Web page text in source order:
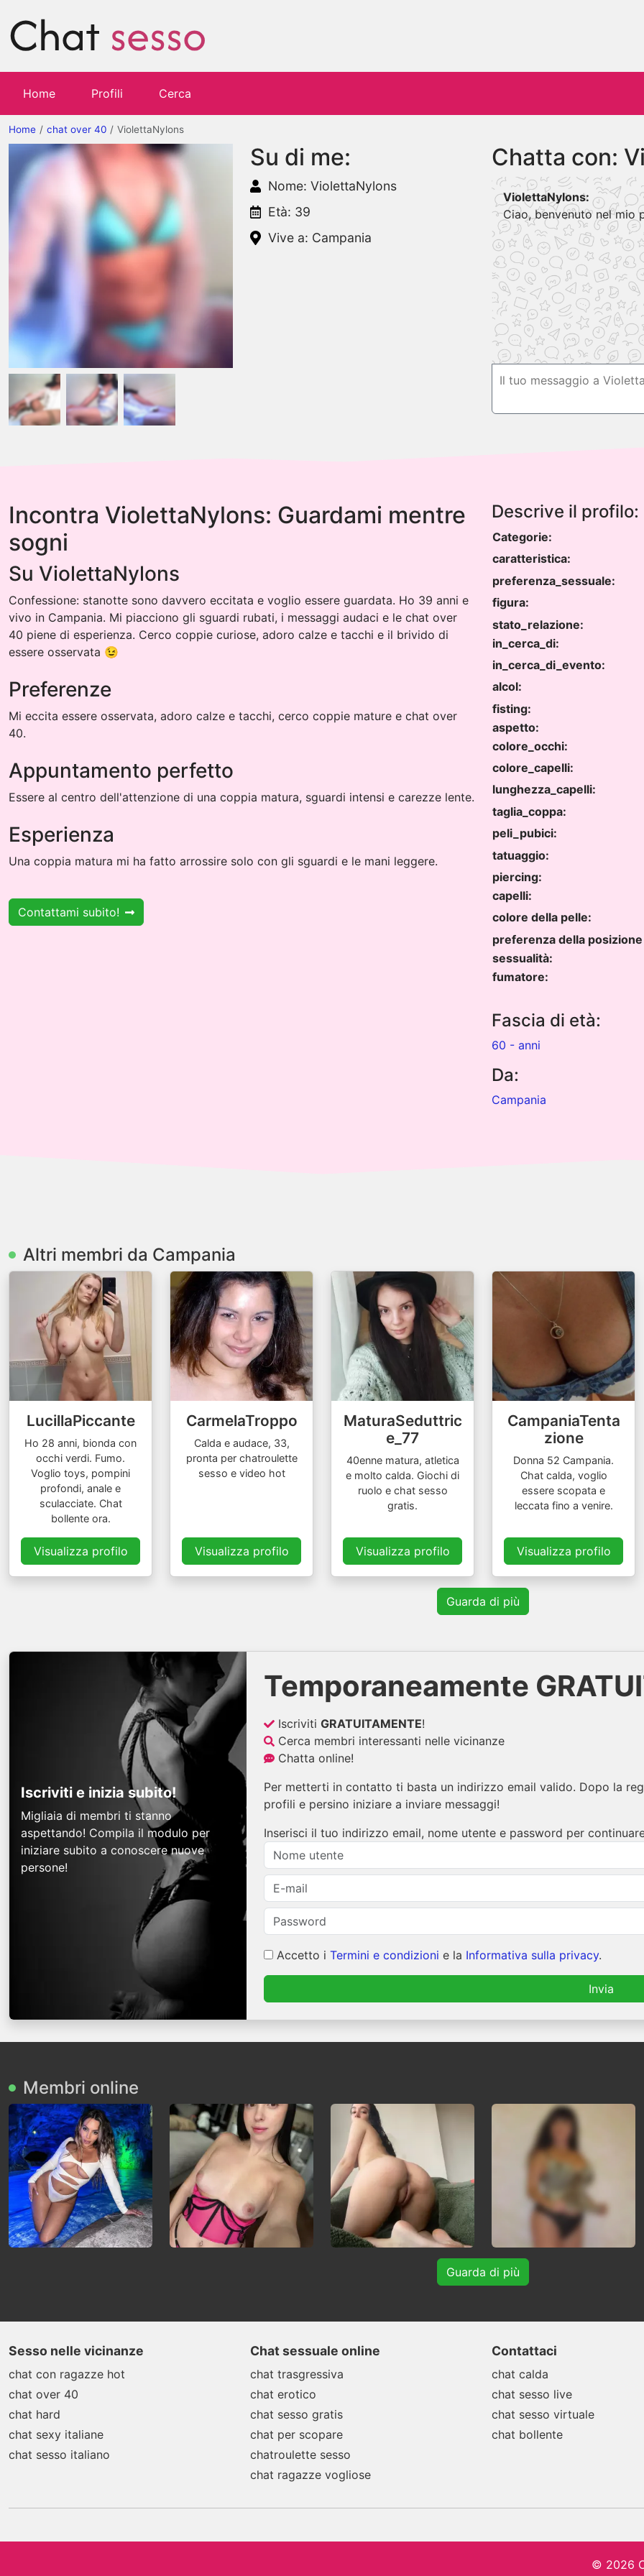
Home Profili Cerca
Home chat over 40 ViolettaNylons
Su di me:
Nome: ViolettaNylons
Età: 39
Vive a: Campania
Chatta con:
ViolettaNylons:
Ciao, benvenuto nel mio
Incontra ViolettaNylons: Guardami mentre
sogni
Su ViolettaNylons
Confessione: stanotte sono davvero eccitata e voglio essere guardata. Ho 39 anni e
vivo in Campania. Mi piacciono gli sguardi rubati, i messaggi audaci e le chat over
40 piene di esperienza. Cerco coppie curiose, adoro calze e tacchi e il brivido di
essere osservata 😉
Preferenze
Mi eccita essere osservata, adoro calze e tacchi, cerco coppie mature e chat over
40.
Appuntamento perfetto
Essere al centro dell'attenzione di una coppia matura, sguardi intensi e carezze lente.
Esperienza
Una coppia matura mi ha fatto arrossire solo con gli sguardi e le mani leggere.
Contattami subito!
Descrive il profilo:
Categorie:
caratteristica:
preferenza_sessuale:
figura:
stato_relazione:
in_cerca_di:
in_cerca_di_evento:
alcol:
fisting:
aspetto:
colore_occhi:
colore_capelli:
lunghezza_capelli:
taglia_coppa:
peli_pubici:
tatuaggio:
piercing:
capelli:
colore della pelle:
preferenza della
sessualità:
fumatore:
Fascia di età:
60 - anni
Da:
Campania
Altri membri da Campania
LucillaPiccante
Ho 28 anni, bionda con
occhi verdi. Fumo.
Voglio toys, pompini
profondi, anale e
sculacciate. Chat
bollente ora.
Visualizza profilo
CarmelaTroppo
Calda e audace, 33,
pronta per chatroulette
sesso e video hot
Visualizza profilo
MaturaSeduttric
e_77
40enne matura, atletica
e molto calda. Giochi di
ruolo e chat sesso
gratis.
Visualizza profilo
CampaniaTenta
zione
Donna 52 Campania.
Chat calda, voglio
essere scopata e
leccata fino a venire.
Visualizza profilo
Guarda di più
Iscriviti e inizia subito!
Migliaia di membri ti stanno
aspettando! Compila il modulo per
iniziare subito a conoscere nuove
persone!
Temporaneamente
Iscriviti GRATUITAMENTE!
Cerca membri interessanti nelle vicinanze
Chatta online!
Per metterti in contatto ti basta un indirizzo email valido. Dopo la
profili e persino iniziare a inviare messaggi!
Inserisci il tuo indirizzo email, nome utente e password per
Accetto i Termini e condizioni e la Informativa sulla privacy.
Invia
Membri online
Guarda di più
Sesso nelle vicinanze
chat con ragazze hot
chat over 40
chat hard
chat sexy italiane
chat sesso italiano
Chat sessuale online
chat trasgressiva
chat erotico
chat sesso gratis
chat per scopare
chatroulette sesso
chat ragazze vogliose
Contattaci
chat calda
chat sesso live
chat sesso virtuale
chat bollente
© 2026